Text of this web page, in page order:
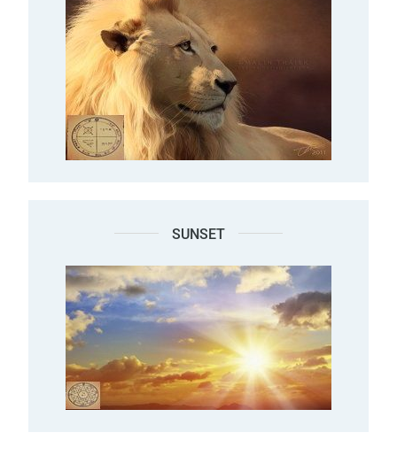
SUNSET